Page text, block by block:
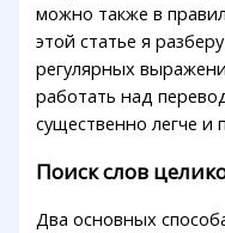
можно также в
этой статье я
регулярных
работать над
существенно легче и
Поиск слов
Два основных